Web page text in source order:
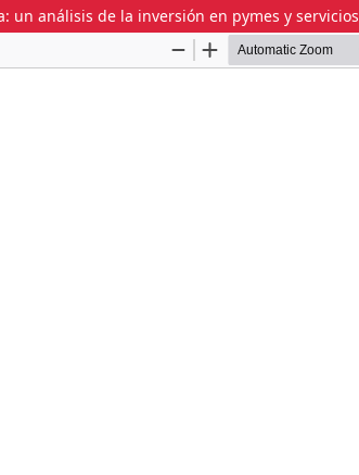
un análisis de la inversión en pymes y servicios